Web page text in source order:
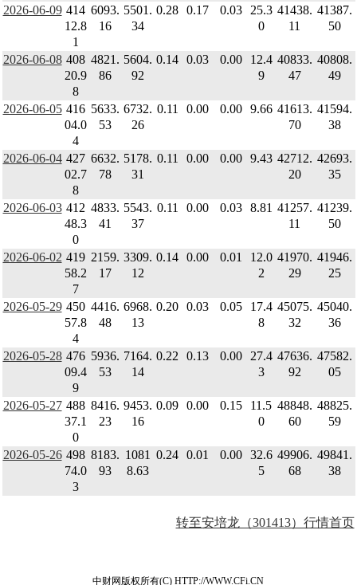
2026-06-09 414
12.8
1
6093.
16
5501.
34
0.28 0.17 0.03
25.3
0
41438.
11
41387.
50
2026-06-08 408
20.9
8
4821.
86
5604.
92
0.14 0.03 0.00
12.4
9
40833.
47
40808.
49
2026-06-05 416
04.0
4
5633.
53
6732.
26
0.11 0.00 0.00 9.66 41613.
70
41594.
38
2026-06-04 427
02.7
8
6632.
78
5178.
31
0.11 0.00 0.00 9.43 42712.
20
42693.
35
2026-06-03 412
48.3
0
4833.
41
5543.
37
0.11 0.00 0.03 8.81 41257.
11
41239.
50
2026-06-02 419
58.2
7
2159.
17
3309.
12
0.14 0.00 0.01
12.0
2
41970.
29
41946.
25
2026-05-29 450
57.8
4
4416.
48
6968.
13
0.20 0.03 0.05
17.4
8
45075.
32
45040.
36
2026-05-28 476
09.4
9
5936.
53
7164.
14
0.22 0.13 0.00
27.4
3
47636.
92
47582.
05
2026-05-27 488
37.1
0
8416.
23
9453.
16
0.09 0.00 0.15
11.5
0
48848.
60
48825.
59
2026-05-26 498
74.0
3
8183.
93
1081
8.63
0.24 0.01 0.00
32.6
5
49906.
68
49841.
38
转至安培龙（301413）行情首页
中财网版权所有(C) HTTP://WWW.CFi.CN